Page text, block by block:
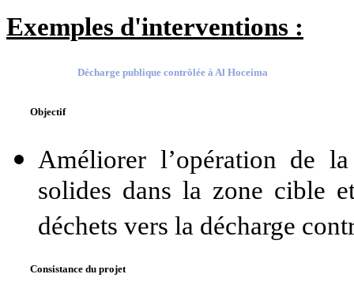
Exemples d'interventions :
Décharge publique contrôlée à Al Hoceima
Objectif
Améliorer l’opération de
solides dans la zone cible
déchets vers la décharge
Consistance du projet